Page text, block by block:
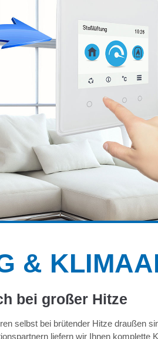
&
bei großer Hitze
selbst bei brütender Hitze draußen
liefern wir Ihnen komplette